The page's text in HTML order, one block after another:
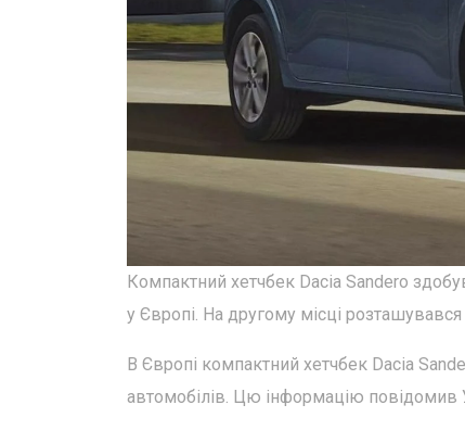
Компактний хетчбек Dacia Sandero
у Європі. На другому місці розташувався
В Європі компактний хетчбек Dacia
автомобілів. Цю інформацію повідомив